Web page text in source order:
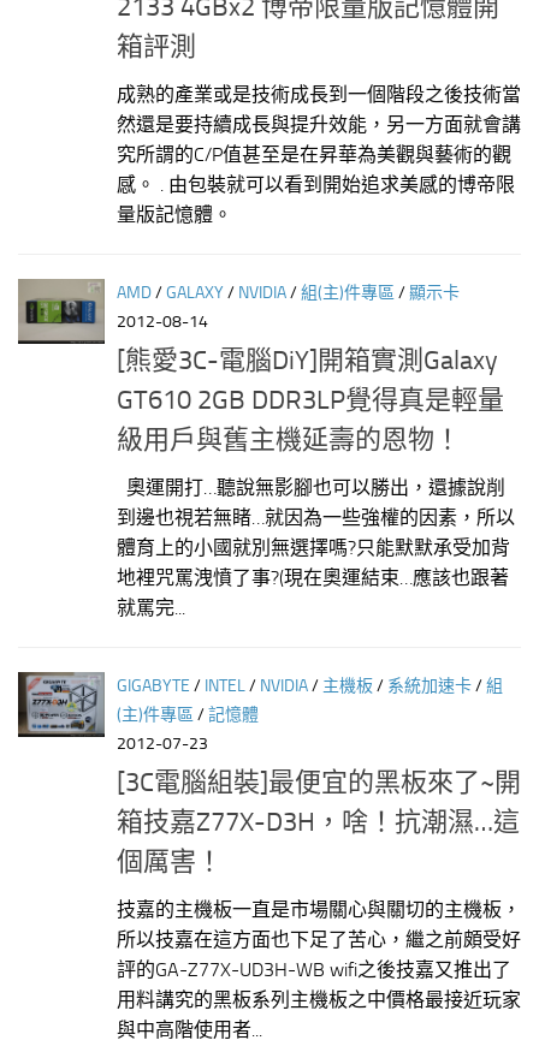
2133 4GBx2 博帝限量版記憶體開
箱評測
成熟的產業或是技術成長到一個階段之後技術當
然還是要持續成長與提升效能，另一方面就會講
究所謂的C/P值甚至是在昇華為美觀與藝術的觀
感。 . 由包裝就可以看到開始追求美感的博帝限
量版記憶體。
AMD/GALAXY/ NVIDIA/組(主)件專區 /顯示卡
2012-08-14
[熊愛3C-電腦DiY]開箱實測Galaxy
GT610 2GB DDR3LP覺得真是輕量
級用戶與舊主機延壽的恩物！
奧運開打…聽說無影腳也可以勝出，還據說削
到邊也視若無睹…就因為一些強權的因素，所以
體育上的小國就別無選擇嗎?只能默默承受加背
地裡咒罵洩憤了事?(現在奧運結束…應該也跟著
就罵完...
GIGABYTE / INTEL/ NVIDIA/ 主機板/ 系統加速卡/組
(主)件專區 /記憶體
2012-07-23
[3C電腦組裝]最便宜的黑板來了~開
箱技嘉Z77X-D3H，啥！抗潮濕…這
個厲害！
技嘉的主機板一直是市場關心與關切的主機板，
所以技嘉在這方面也下足了苦心，繼之前頗受好
評的GA-Z77X-UD3H-WB wifi之後技嘉又推出了
用料講究的黑板系列主機板之中價格最接近玩家
與中高階使用者...